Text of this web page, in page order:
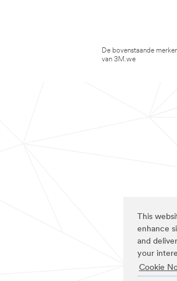
This
enhance
and
your
Cookie
De bovenstaande
van 3M.we